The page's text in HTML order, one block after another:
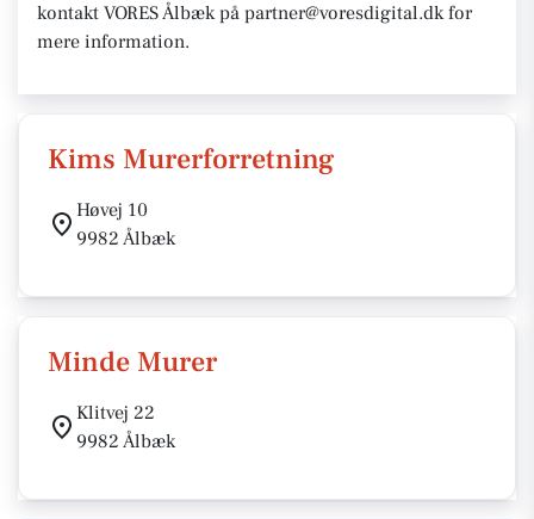
kontakt VORES Ålbæk på partner@voresdigital.dk for
mere information.
Kims Murerforretning
Høvej 10
9982 Ålbæk
Minde Murer
Klitvej 22
9982 Ålbæk